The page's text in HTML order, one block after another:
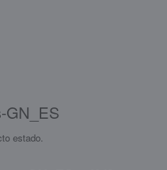
GN_ES
estado.